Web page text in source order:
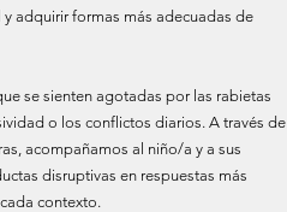
adquirir formas más adecuadas de
se sienten agotadas por las rabietas
o los conflictos diarios. A través de
acompañamos al niño/a y a sus
disruptivas en respuestas más
contexto.